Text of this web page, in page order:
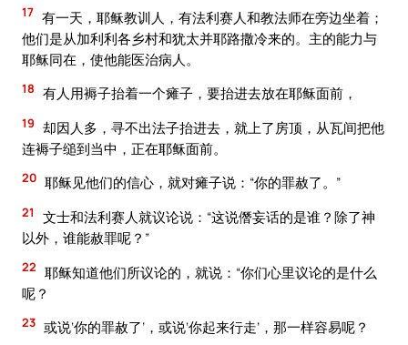
17 有一天，耶稣教训人，有法利赛人和教法师在旁边坐着；
他们是从加利利各乡村和犹太并耶路撒冷来的。主的能力与
耶稣同在，使他能医治病人。
18 有人用褥子抬着一个瘫子，要抬进去放在耶稣面前，
19 却因人多，寻不出法子抬进去，就上了房顶，从瓦间把他
连褥子缒到当中，正在耶稣面前。
20 耶稣见他们的信心，就对瘫子说：“你的罪赦了。”
21
文士和法利赛人就议论说：“这说僭妄话的是谁？除了神
以外，谁能赦罪呢？”
22 耶稣知道他们所议论的，就说：“你们心里议论的是什么
呢？
23 或说‘你的罪赦了’，或说‘你起来行走’，那一样容易呢？